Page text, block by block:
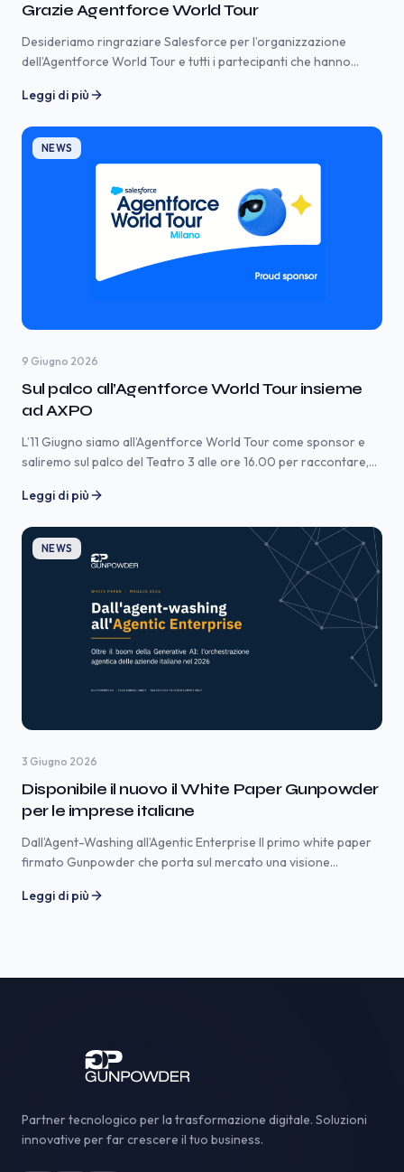
Grazie Agentforce World Tour
Desideriamo ringraziare Salesforce per l’organizzazione
dell’Agentforce World Tour e tutti i partecipanti che hanno
crescita e confronto. La giornata ci ha permesso di
Salesforce e di esplorare il potenziale di Agentforce, la nuova
generazione di agenti AI pensata per supportare persone e […]
Leggi di più
NEWS
9 Giugno 2026
Sul palco all’Agentforce World Tour insieme
ad AXPO
L’11 Giugno siamo all’Agentforce World Tour come sponsor e
saliremo sul palco del Teatro 3 alle ore 16.00 per raccontare,
trasformato in modo radicale la gestione del recupero crediti.
Leggi di più
NEWS
3 Giugno 2026
Disponibile il nuovo il White Paper Gunpowder
per le imprese italiane
Dall’Agent-Washing all’Agentic Enterprise Il primo white paper
firmato Gunpowder che porta sul mercato una visione
le aziende italiane nel 2026. Mentre il mercato confonde
organizzativo […]
Leggi di più
Partner tecnologico per la trasformazione digitale. Soluzioni
innovative per far crescere il tuo business.